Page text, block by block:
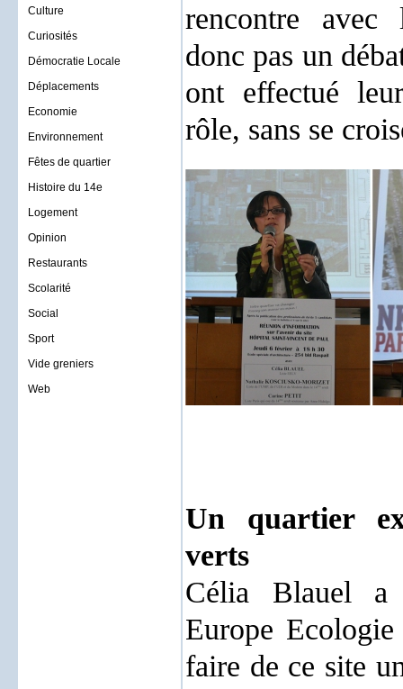
Culture
Curiosités
Démocratie Locale
Déplacements
Economie
Environnement
Fêtes de quartier
Histoire du 14e
Logement
Opinion
Restaurants
Scolarité
Social
Sport
Vide greniers
Web
rencontre avec
donc pas un
ont effectué
rôle, sans se
Un quartier
verts
Célia Blauel
Europe
faire de ce site